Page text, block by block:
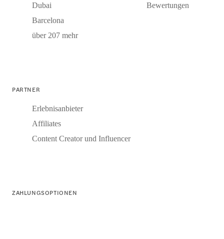
Dubai
Barcelona
über 207 mehr
Bewertungen
PARTNER
Erlebnisanbieter
Affiliates
Content Creator und Influencer
ZAHLUNGSOPTIONEN